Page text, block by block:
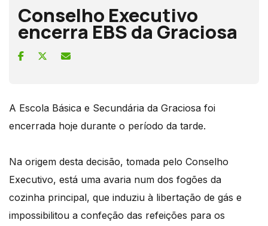
Conselho Executivo
encerra EBS da Graciosa
A Escola Básica e Secundária da Graciosa foi
encerrada hoje durante o período da tarde.
Na origem desta decisão, tomada pelo Conselho
Executivo, está uma avaria num dos fogões da
cozinha principal, que induziu à libertação de gás e
impossibilitou a confeção das refeições para os